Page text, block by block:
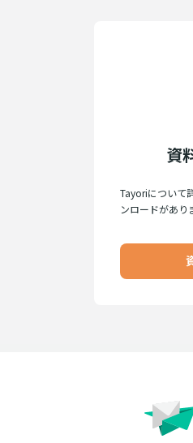
資
Tayoriについて
ンロードがあり